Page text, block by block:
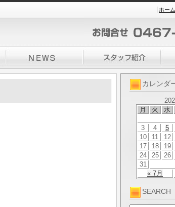
ホーム
カレンダ
月
火 水
« 7月
3
4 5
10
11 12
17
18 19
24
25 26
31
SEARCH